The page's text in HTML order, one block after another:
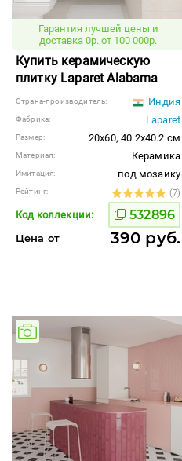
Гарантия лучшей цены и
доставка 0р. от 100 000р.
Купить керамическую
плитку Laparet Alabama
Страна-производитель: Индия
Фабрика: Laparet
Размер: 20x60, 40.2x40.2 см
Материал: Керамика
Имитация: под мозаику
Рейтинг: (7)
Код коллекции: 532896
Цена от 390 руб.